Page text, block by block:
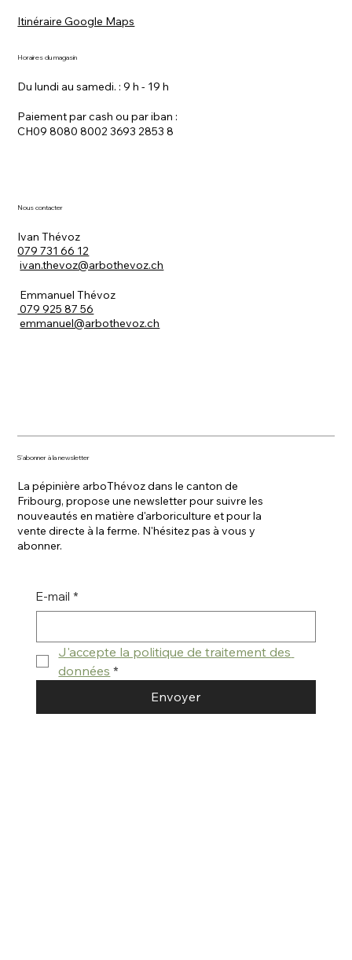
Itinéraire Google Maps
Horaires du magasin
Du lundi au samedi. : 9 h - 19 h
Paiement par cash ou par iban :
CH09 8080 8002 3693 2853 8
Nous contacter
Ivan Thévoz
079 731 66 12
ivan.thevoz@arbothevoz.ch
Emmanuel Thévoz
079 925 87 56
emmanuel@arbothevoz.ch
S'abonner à la newsletter
La pépinière arboThévoz dans le canton de
Fribourg, propose une newsletter pour suivre les
nouveautés en matière d'arboriculture et pour la
vente directe à la ferme. N'hésitez pas à vous y
abonner.
E-mail *
J'accepte la politique de traitement des
données *
Envoyer